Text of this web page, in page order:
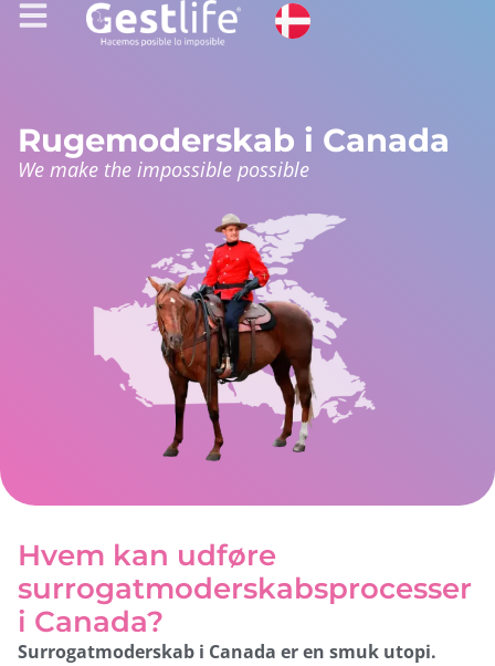
Rugemoderskab i Canada
We make the impossible possible
Hvem kan udføre
surrogatmoderskabsprocesser
i Canada?
Surrogatmoderskab i Canada er en smuk utopi.